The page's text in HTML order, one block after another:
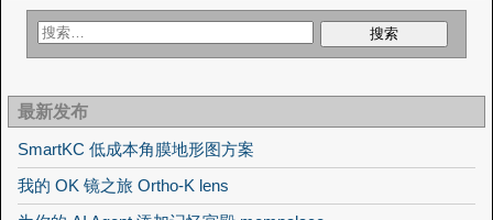
最新发布
SmartKC 低成本角膜地形图方案
我的 OK 镜之旅 Ortho-K lens